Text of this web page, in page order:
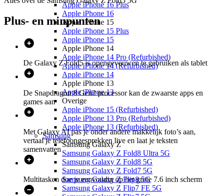
Apple iPhone 16 Plus
Apple iPhone 16
Apple iPhone 15
Apple iPhone 15 Plus
Apple iPhone 15
Apple iPhone 14
Apple iPhone 14 Pro (Refurbished)
Apple iPhone 14 (Refurbished)
Apple iPhone 14
Apple iPhone 13
Apple iPhone 13
Overige
Apple iPhone 15 (Refurbished)
Apple iPhone 13 Pro (Refurbished)
Apple iPhone 13 (Refurbished)
Samsung
Samsung Galaxy Z
Samsung Galaxy Z Fold8 Ultra 5G
Samsung Galaxy Z Fold8 5G
Samsung Galaxy Z Fold7 5G
Samsung Galaxy Z Flip8 5G
Samsung Galaxy Z Flip7 FE 5G
Plus- en minpunten
De Galaxy Z Fold5 is opengevouwen te gebruiken als tablet
De Snapdragon 8 Gen2 processor kan de zwaarste apps en
games aan
Met Galaxy AI pas je onder andere makkelijk foto’s aan,
vertaal je telefoongesprekken live en laat je teksten
samenvatten
Multitasken doe je eenvoudig op het grote 7.6 inch scherm